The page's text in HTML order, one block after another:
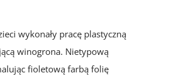
wykonały pracę plastyczną
winogrona. Nietypową
fioletową farbą folię